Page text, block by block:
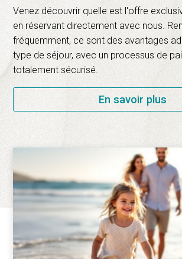
Venez découvrir quelle est l'offre
en réservant directement avec nous.
fréquemment, ce sont des avantages
type de séjour, avec un processus de
totalement sécurisé.
En savoir plus